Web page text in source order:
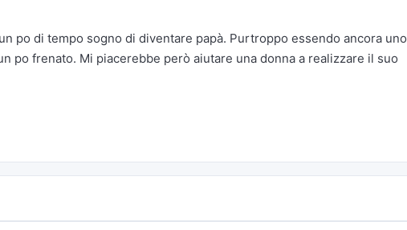
po di tempo sogno di diventare papà. Purtroppo essendo ancora uno
po frenato. Mi piacerebbe però aiutare una donna a realizzare il suo